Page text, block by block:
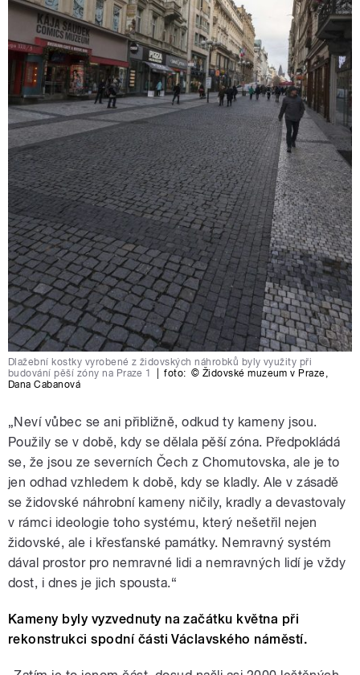
Dlažební kostky vyrobené z židovských náhrobků byly využity při
budování pěší zóny na Praze 1
foto: © Židovské muzeum v Praze,
Dana Cabanová
„Neví vůbec se ani přibližně, odkud ty kameny jsou.
Použily se v době, kdy se dělala pěší zóna. Předpokládá
se, že jsou ze severních Čech z Chomutovska, ale je to
jen odhad vzhledem k době, kdy se kladly. Ale v zásadě
se židovské náhrobní kameny ničily, kradly a devastovaly
v rámci ideologie toho systému, který nešetřil nejen
židovské, ale i křesťanské památky. Nemravný systém
dával prostor pro nemravné lidi a nemravných lidí je vždy
dost, i dnes je jich spousta.“
Kameny byly vyzvednuty na začátku května při
rekonstrukci spodní části Václavského náměstí.